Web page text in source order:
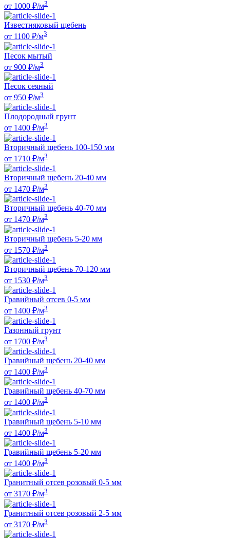
от 1000 ₽/м3
Известняковый щебень
от 1100 ₽/м3
Песок мытый
от 900 ₽/м3
Песок сеяный
от 950 ₽/м3
Плодородный грунт
от 1400 ₽/м3
Вторичный щебень 100-150 мм
от 1710 ₽/м3
Вторичный щебень 20-40 мм
от 1470 ₽/м3
Вторичный щебень 40-70 мм
от 1470 ₽/м3
Вторичный щебень 5-20 мм
от 1570 ₽/м3
Вторичный щебень 70-120 мм
от 1530 ₽/м3
Гравийный отсев 0-5 мм
от 1400 ₽/м3
Газонный грунт
от 1700 ₽/м3
Гравийный щебень 20-40 мм
от 1400 ₽/м3
Гравийный щебень 40-70 мм
от 1400 ₽/м3
Гравийный щебень 5-10 мм
от 1400 ₽/м3
Гравийный щебень 5-20 мм
от 1400 ₽/м3
Гранитный отсев розовый 0-5 мм
от 3170 ₽/м3
Гранитный отсев розовый 2-5 мм
от 3170 ₽/м3